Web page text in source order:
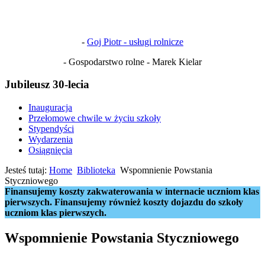
- Goj Piotr - usługi rolnicze
- Gospodarstwo rolne - Marek Kielar
Jubileusz 30-lecia
Inauguracja
Przełomowe chwile w życiu szkoły
Stypendyści
Wydarzenia
Osiągnięcia
Jesteś tutaj: Home Biblioteka Wspomnienie Powstania
Styczniowego
Finansujemy koszty zakwaterowania w internacie uczniom klas
pierwszych. Finansujemy również koszty dojazdu do szkoły
uczniom klas pierwszych.
Wspomnienie Powstania Styczniowego